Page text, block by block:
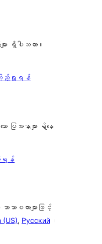
း ရှိပါသလား။
ြည့်ရှုရန်
ပြဿနာများ ရှိနေ
ရန်
ာစကားများဖြင့်
(US), Русский ၊